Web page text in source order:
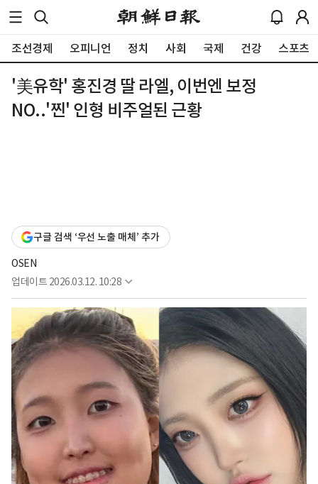
조선경제 오피니언 정치 사회 국제 건강 스포츠
'美유학' 홍진경 딸 라엘, 이번엔 보정
NO..'찐' 인형 비주얼된 근황
구글 검색 ‘우선 노출 매체’ 추가
OSEN
업데이트 2026.03.12. 10:28